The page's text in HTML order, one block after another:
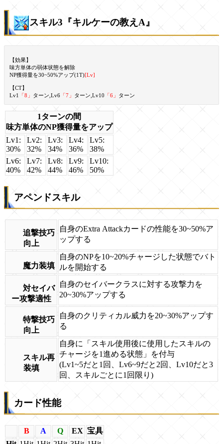
スキル3『キルケーの教えA』
【効果】
味方単体の弱体状態を解除
NP獲得量を30~50%アップ(1T)[Lv]
【CT】
Lv1
「8」 ターン,Lv6 「7」 ターン,Lv10 「6」 ターン
1ターンの間
味方単体のNP獲得量をアップ
Lv1:
30%
Lv2:
32%
Lv3:
34%
Lv4:
36%
Lv5:
38%
Lv6:
40%
Lv7:
42%
Lv8:
44%
Lv9:
46%
Lv10:
50%
アペンドスキル
追撃技巧
向上
自身のExtra Attackカードの性能を30~50%ア
ップする
魔力装填
自身のNPを10~20%チャージした状態でバト
ルを開始する
対セイバ
ー攻撃適性
自身のセイバークラスに対する攻撃力を
20~30%アップする
特撃技巧
向上
自身のクリティカル威力を20~30%アップす
る
スキル再
装填
自身に「スキル使用後に使用したスキルの
チャージを1進める状態」を付与
(Lv1~5だと1回、Lv6~9だと2回、Lv10だと3
回、スキルごとに1回限り)
カード性能
B A Q EX 宝具